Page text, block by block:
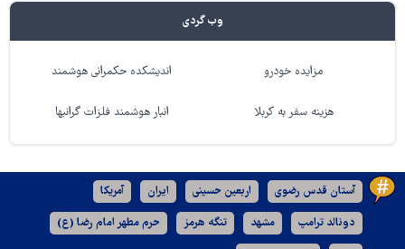
وب گردی
مزایده خودرو اندیشکده حکمرانی هوشمند
هزینه سفر به کربلا انبار هوشمند فلزات گرانبها
آستان قدس رضوی اربعین حسینی ایران آمریکا
دونالد ترامپ مشهد تنگه هرمز حرم مطهر امام رضا (ع)